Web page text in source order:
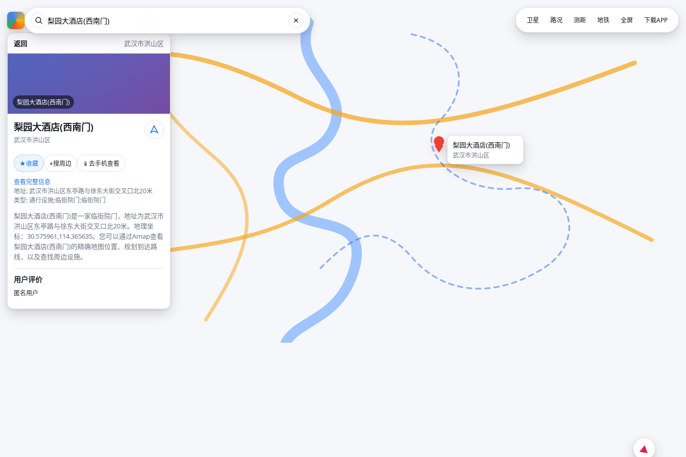
返回 武汉市洪山区
梨园大酒店(西南门)
梨园大酒店(西南门)
武汉市洪山区
★收藏 ⌖搜周边 📱 去手机查看
查看完整信息
地址: 武汉市洪山区东亭路与徐东大街交叉口北20米
类型: 通行设施;临街院门;临街院门
梨园大酒店(西南门)是一家临街院门，地址为武汉市
洪山区东亭路与徐东大街交叉口北20米。地理坐
标：30.575961,114.365635。您可以通过Amap查看
梨园大酒店(西南门)的精确地图位置、规划到达路
线，以及查找周边设施。
用户评价
匿名用户
梨园大酒店(西南门)
武汉市洪山区
卫星 路况 测距 地铁 全屏 下载APP